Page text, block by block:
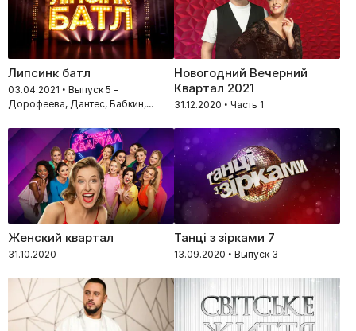
Липсинк батл
03.04.2021 • Выпуск 5 -
Дорофеева, Дантес, Бабкин,
Новогодний Вечерний
Квартал 2021
31.12.2020 • Часть 1
Женский квартал
31.10.2020
Танці з зірками 7
13.09.2020 • Выпуск 3